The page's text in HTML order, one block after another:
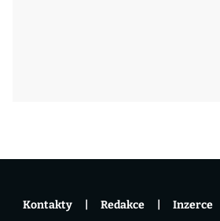
Kontakty Redakce Inzerce